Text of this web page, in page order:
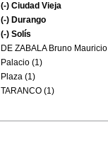
(-) Ciudad Vieja
(-) Durango
(-) Solís
DE ZABALA Bruno
Palacio (1)
Plaza (1)
TARANCO (1)